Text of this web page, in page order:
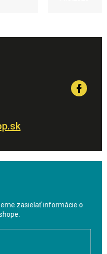
zasielať informácie o